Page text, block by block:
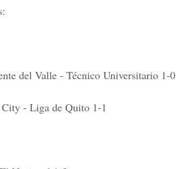
del Valle - Técnico Universitario 1-0
- Liga de Quito 1-1